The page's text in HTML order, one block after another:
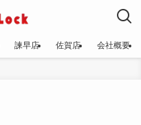
諫早店 佐賀店 会社概要